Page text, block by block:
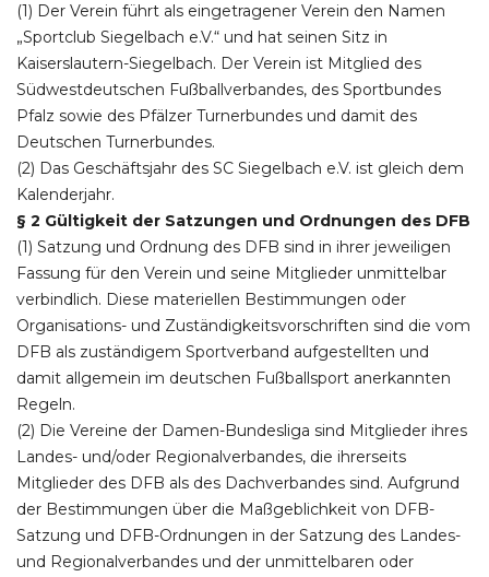
(1) Der Verein führt als eingetragener Verein den Namen
„Sportclub Siegelbach e.V.“ und hat seinen Sitz in
Kaiserslautern-Siegelbach. Der Verein ist Mitglied des
Südwestdeutschen Fußballverbandes, des Sportbundes
Pfalz sowie des Pfälzer Turnerbundes und damit des
Deutschen Turnerbundes.
(2) Das Geschäftsjahr des SC Siegelbach e.V. ist gleich dem
Kalenderjahr.
§ 2 Gültigkeit der Satzungen und Ordnungen des DFB
(1) Satzung und Ordnung des DFB sind in ihrer jeweiligen
Fassung für den Verein und seine Mitglieder unmittelbar
verbindlich. Diese materiellen Bestimmungen oder
Organisations- und Zuständigkeitsvorschriften sind die vom
DFB als zuständigem Sportverband aufgestellten und
damit allgemein im deutschen Fußballsport anerkannten
Regeln.
(2) Die Vereine der Damen-Bundesliga sind Mitglieder ihres
Landes- und/oder Regionalverbandes, die ihrerseits
Mitglieder des DFB als des Dachverbandes sind. Aufgrund
der Bestimmungen über die Maßgeblichkeit von DFB-
Satzung und DFB-Ordnungen in der Satzung des Landes-
und Regionalverbandes und der unmittelbaren oder